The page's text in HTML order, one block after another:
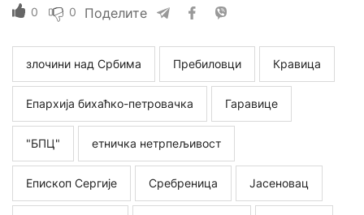
0 0 Поделите
злочини над Србима Пребиловци Кравица
Епархија бихаћко-петровачка Гаравице
"БПЦ" етничка нетрпељивост
Епископ Сергије Сребреница Јасеновац